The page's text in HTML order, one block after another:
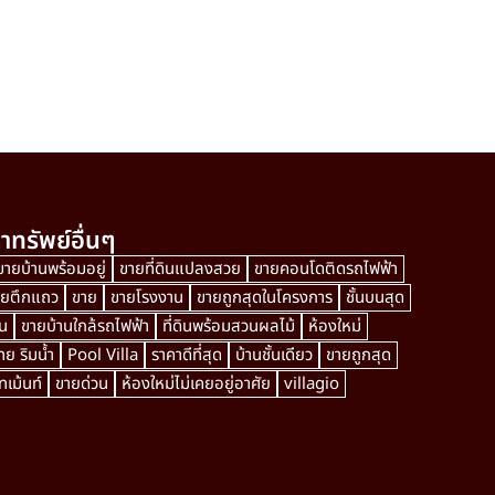
ทรัพย์อื่นๆ
ายบ้านพร้อมอยู่ ขายที่ดินแปลงสวย
ขายคอนโดติดรถไฟฟ้า
ตึกแถว ขาย ขายโรงงาน ขายถูกสุดในโครงการ ชั้นบนสุด
ขายบ้านใกล้รถไฟฟ้า ที่ดินพร้อมสวนผลไม้
ห้องใหม่
ย ริมน้ำ
Pool Villa ราคาดีที่สุด บ้านชั้นเดียว ขายถูกสุด
เม้นท์ ขายด่วน ห้องใหม่ไม่เคยอยู่อาศัย villagio